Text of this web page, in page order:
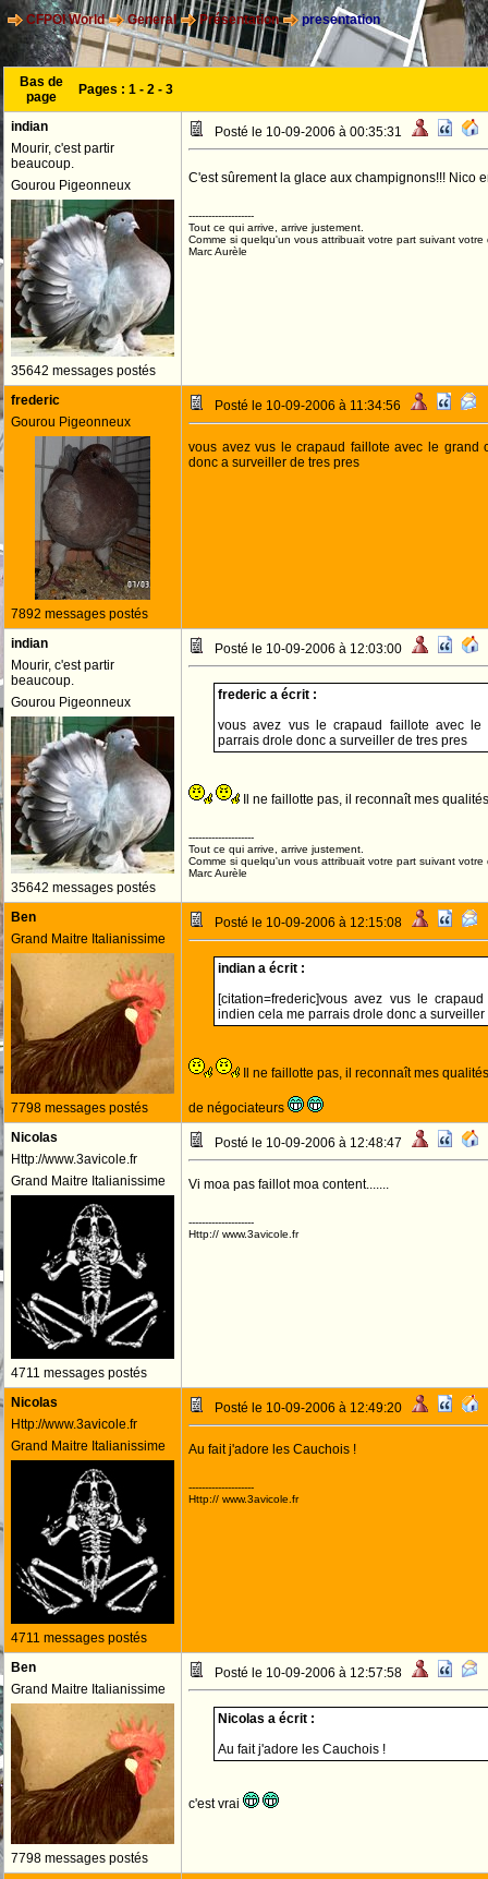
CFPOI World General Présentation presentation
Bas de
page
Pages : 1 - 2 - 3
indian
Mourir, c'est partir
beaucoup.
Gourou Pigeonneux
35642 messages postés
Posté le 10-09-2006 à 00:35:31
C'est sûrement la glace aux champignons!!! Nico
--------------------
Tout ce qui arrive, arrive justement.
Comme si quelqu'un vous attribuait votre part suivant votre
Marc Aurèle
frederic
Gourou Pigeonneux
7892 messages postés
Posté le 10-09-2006 à 11:34:56
vous avez vus le crapaud faillote avec le grand
donc a surveiller de tres pres
indian
Mourir, c'est partir
beaucoup.
Gourou Pigeonneux
35642 messages postés
Posté le 10-09-2006 à 12:03:00
frederic a écrit :
vous avez vus le crapaud faillote avec
parrais drole donc a surveiller de tres pres
Il ne faillotte pas, il reconnaît mes
--------------------
Tout ce qui arrive, arrive justement.
Comme si quelqu'un vous attribuait votre part suivant votre
Marc Aurèle
Ben
Grand Maitre Italianissime
7798 messages postés
Posté le 10-09-2006 à 12:15:08
indian a écrit :
[citation=frederic]vous avez vus le
indien cela me parrais drole donc a surveiller
Il ne faillotte pas, il reconnaît mes
de négociateurs
Nicolas
Http://www.3avicole.fr
Grand Maitre Italianissime
4711 messages postés
Posté le 10-09-2006 à 12:48:47
Vi moa pas faillot moa content.......
--------------------
Http:// www.3avicole.fr
Nicolas
Http://www.3avicole.fr
Grand Maitre Italianissime
4711 messages postés
Posté le 10-09-2006 à 12:49:20
Au fait j'adore les Cauchois !
--------------------
Http:// www.3avicole.fr
Ben
Grand Maitre Italianissime
7798 messages postés
Posté le 10-09-2006 à 12:57:58
Nicolas a écrit :
Au fait j'adore les Cauchois !
c'est vrai